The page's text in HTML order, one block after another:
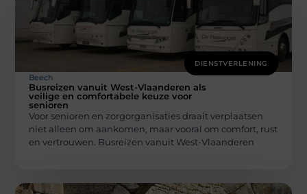
DIENSTVERLENING
Beech
Busreizen vanuit West-Vlaanderen als
veilige en comfortabele keuze voor
senioren
Voor senioren en zorgorganisaties draait verplaatsen
niet alleen om aankomen, maar vooral om comfort, rust
en vertrouwen. Busreizen vanuit West-Vlaanderen